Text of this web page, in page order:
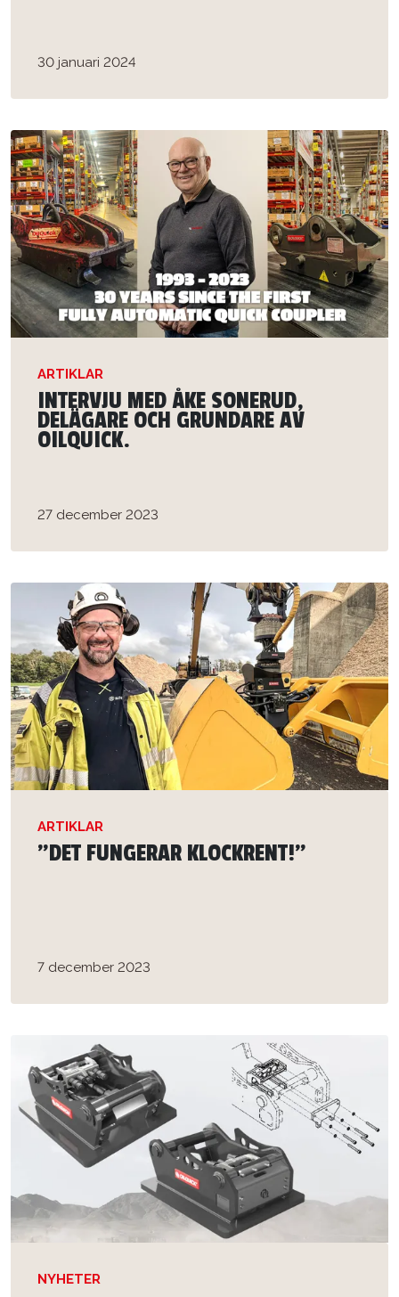
30 januari 2024
ARTIKLAR
INTERVJU MED ÅKE SONERUD,
DELÄGARE OCH GRUNDARE AV
OILQUICK.
27 december 2023
ARTIKLAR
”DET FUNGERAR KLOCKRENT!”
7 december 2023
NYHETER